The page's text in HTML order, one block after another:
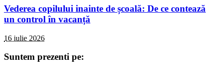
Vederea copilului inainte de școală: De ce contează
un control în vacanță
16 iulie 2026
Suntem prezenti pe: